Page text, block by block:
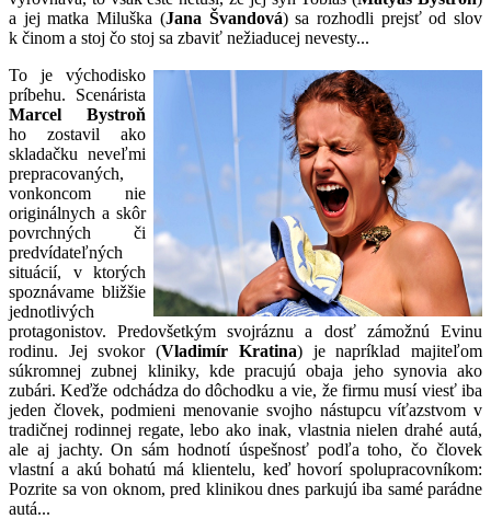
a jej matka Miluška (Jana Švandová) sa rozhodli prejsť od slov
k činom a stoj čo stoj sa zbaviť nežiaducej nevesty...
To je východisko
príbehu. Scenárista
Marcel Bystroň
ho zostavil ako
skladačku neveľmi
prepracovaných,
vonkoncom nie
originálnych a skôr
povrchných či
predvídateľných
situácií, v ktorých
spoznávame bližšie
jednotlivých
protagonistov. Predovšetkým svojráznu a dosť zámožnú Evinu
rodinu. Jej svokor (Vladimír Kratina) je napríklad majiteľom
súkromnej zubnej kliniky, kde pracujú obaja jeho synovia ako
zubári. Keďže odchádza do dôchodku a vie, že firmu musí viesť iba
jeden človek, podmieni menovanie svojho nástupcu víťazstvom v
tradičnej rodinnej regate, lebo ako inak, vlastnia nielen drahé autá,
ale aj jachty. On sám hodnotí úspešnosť podľa toho, čo človek
vlastní a akú bohatú má klientelu, keď hovorí spolupracovníkom:
Pozrite sa von oknom, pred klinikou dnes parkujú iba samé parádne
autá...